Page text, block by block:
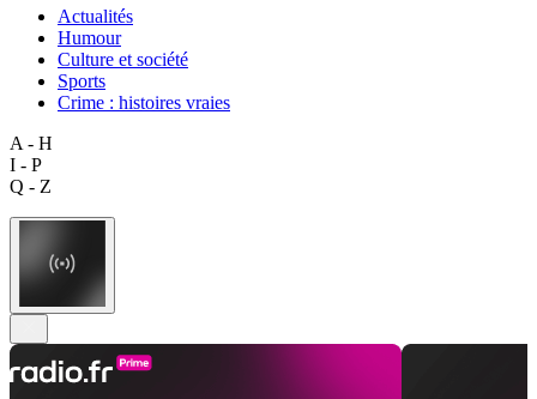
Actualités
Humour
Culture et société
Sports
Crime : histoires vraies
A - H
I - P
Q - Z